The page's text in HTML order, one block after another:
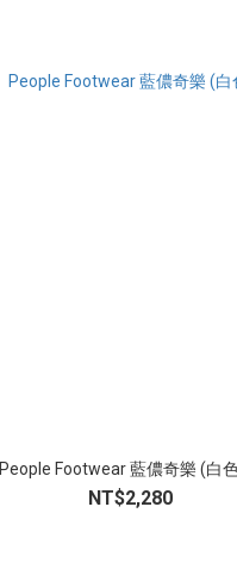
People Footwear 藍儂奇樂 (白
NT$2,280